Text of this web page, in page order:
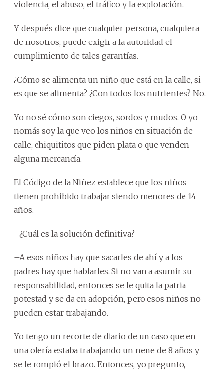
violencia, el abuso, el tráfico y la explotación.
Y después dice que cualquier persona, cualquiera
de nosotros, puede exigir a la autoridad el
cumplimiento de tales garantías.
¿Cómo se alimenta un niño que está en la calle, si
es que se alimenta? ¿Con todos los nutrientes? No.
Yo no sé cómo son ciegos, sordos y mudos. O yo
nomás soy la que veo los niños en situación de
calle, chiquititos que piden plata o que venden
alguna mercancía.
El Código de la Niñez establece que los niños
tienen prohibido trabajar siendo menores de 14
años.
–¿Cuál es la solución definitiva?
–A esos niños hay que sacarles de ahí y a los
padres hay que hablarles. Si no van a asumir su
responsabilidad, entonces se le quita la patria
potestad y se da en adopción, pero esos niños no
pueden estar trabajando.
Yo tengo un recorte de diario de un caso que en
una olería estaba trabajando un nene de 8 años y
se le rompió el brazo. Entonces, yo pregunto,